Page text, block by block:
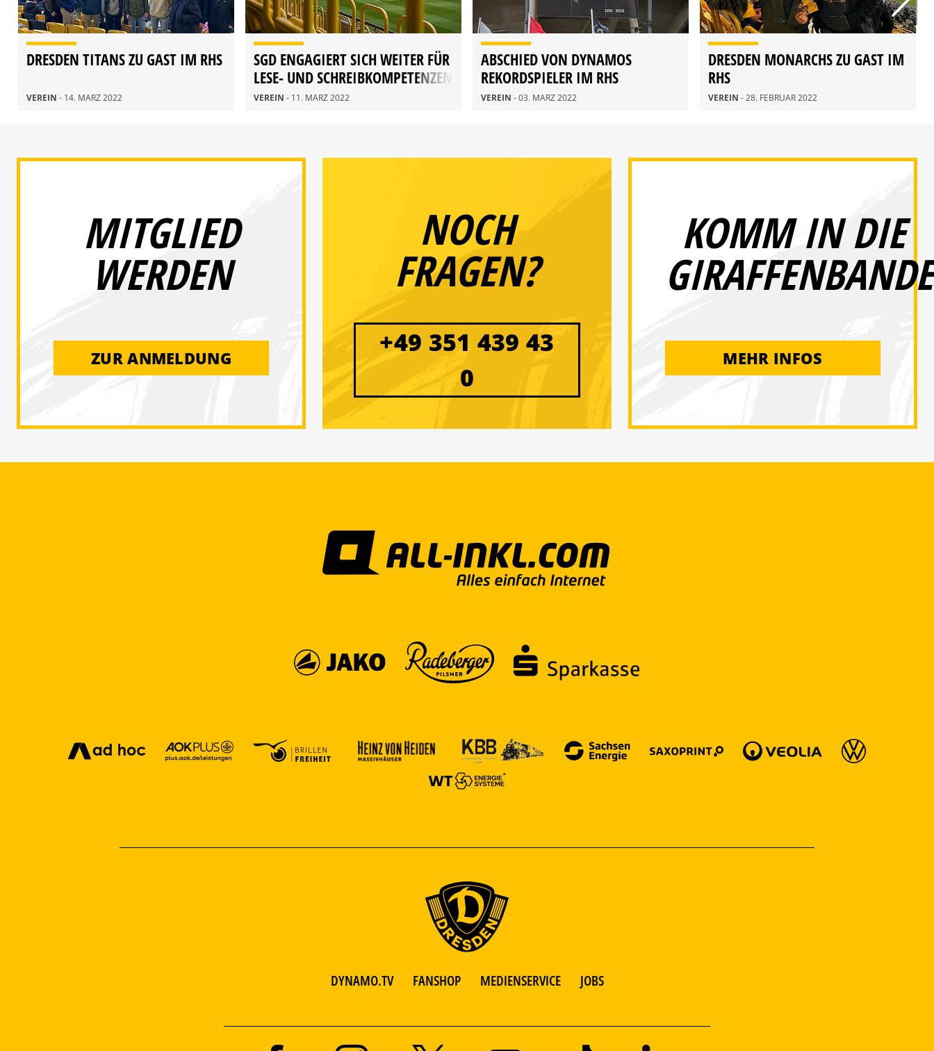
DRESDEN TITANS ZU GAST IM RHS
VEREIN - 14. MÄRZ 2022
SGD ENGAGIERT SICH WEITER FÜR
LESE- UND SCHREIBKOMPETENZEN
VEREIN - 11. MÄRZ 2022
ABSCHIED VON DYNAMOS
REKORDSPIELER IM RHS
VEREIN - 03. MÄRZ 2022
DRESDEN MONARCHS ZU GAST IM
RHS
VEREIN - 28. FEBRUAR 2022
MITGLIED
WERDEN
ZUR ANMELDUNG
NOCH
FRAGEN?
+49 351 439 43
0
KOMM IN DIE
GIRAFFENBANDE
MEHR INFOS
DYNAMO.TV FANSHOP MEDIENSERVICE JOBS